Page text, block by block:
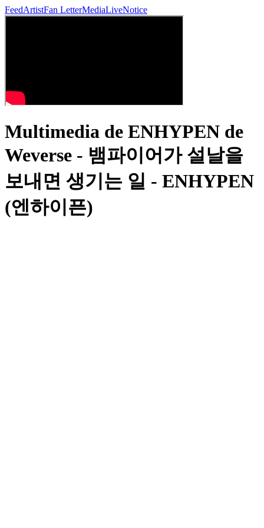
FeedArtistFan LetterMediaLiveNotice
Multimedia de ENHYPEN de
Weverse - 뱀파이어가 설날을
보내면 생기는 일 - ENHYPEN
(엔하이픈)